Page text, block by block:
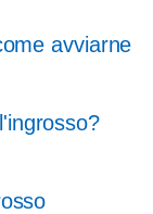
avviarne